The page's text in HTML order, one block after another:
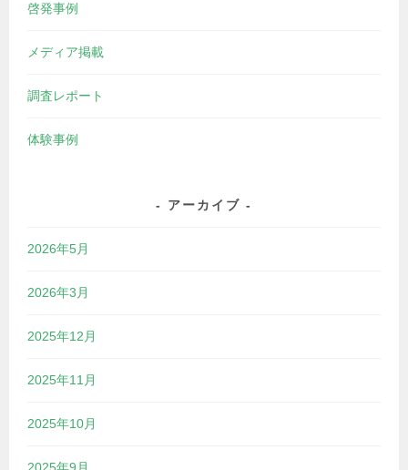
啓発事例
メディア掲載
調査レポート
体験事例
アーカイブ
2026年5月
2026年3月
2025年12月
2025年11月
2025年10月
2025年9月